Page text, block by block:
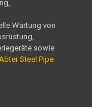
Wartung von
sowie
Steel Pipe